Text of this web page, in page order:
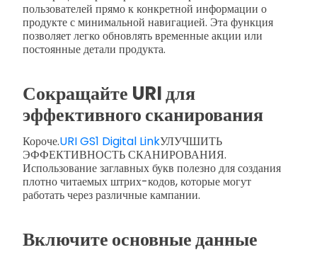
пользователей прямо к конкретной информации о
продукте с минимальной навигацией. Эта функция
позволяет легко обновлять временные акции или
постоянные детали продукта.
Сокращайте URI для
эффективного сканирования
Короче.URI GS1 Digital LinkУЛУЧШИТЬ
ЭФФЕКТИВНОСТЬ СКАНИРОВАНИЯ.
Использование заглавных букв полезно для создания
плотно читаемых штрих-кодов, которые могут
работать через различные кампании.
Включите основные данные